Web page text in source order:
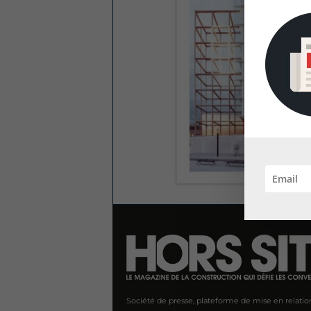
Société de presse, plateforme de mise en